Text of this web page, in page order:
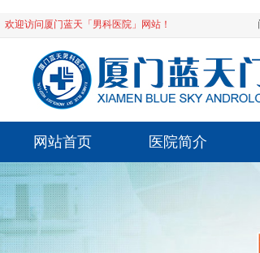
欢迎访问厦门蓝天「男科医院」网站！
网站首页 医院简介